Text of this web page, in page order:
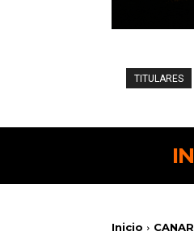
TITULARES
Inicio